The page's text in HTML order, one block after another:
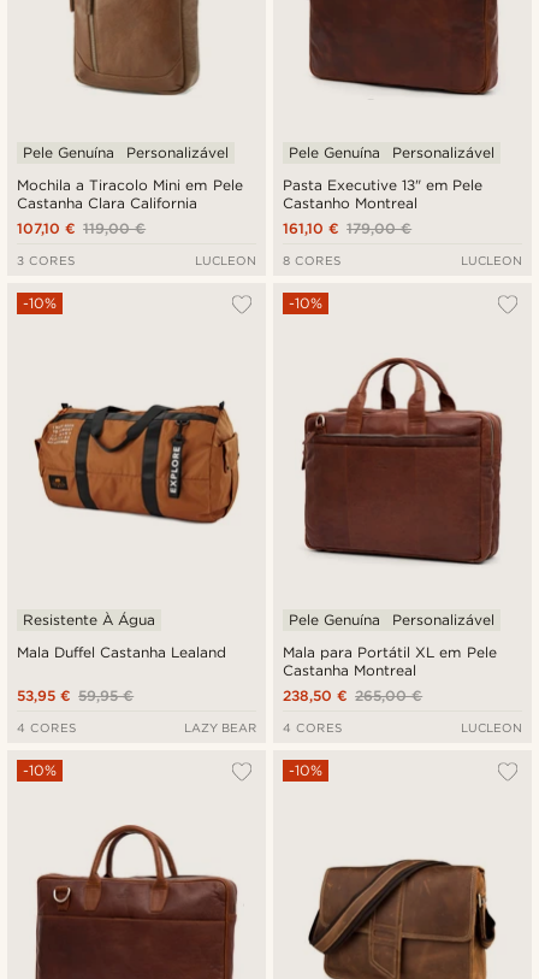
Mochila a Tiracolo Mini em Pele
Castanha Clara California
Pele Genuína Personalizável
119,00 €
107,10 €
3 CORES LUCLEON
Pasta Executive 13" em Pele
Castanho Montreal
Pele Genuína Personalizável
179,00 €
161,10 €
8 CORES LUCLEON
Mala Duffel Castanha Lealand
-10%
Resistente À Água
59,95 €
53,95 €
4 CORES LAZY BEAR
Mala para Portátil XL em Pele
Castanha Montreal
-10%
Pele Genuína Personalizável
265,00 €
238,50 €
4 CORES LUCLEON
-10% -10%